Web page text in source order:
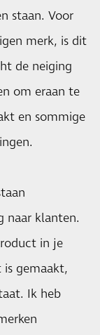
staan. Voor
merk, is dit
de neiging
om eraan te
en sommige
naar klanten.
in je
gemaakt,
Ik heb